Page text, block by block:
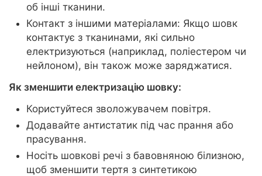
об інші тканини.
Контакт з іншими матеріалами: Якщо шовк
контактує з тканинами, які сильно
електризуються (наприклад, поліестером чи
нейлоном), він також може заряджатися.
Як зменшити електризацію шовку:
Користуйтеся зволожувачем повітря.
Додавайте антистатик під час прання або
прасування.
Носіть шовкові речі з бавовняною білизною,
щоб зменшити тертя з синтетикою